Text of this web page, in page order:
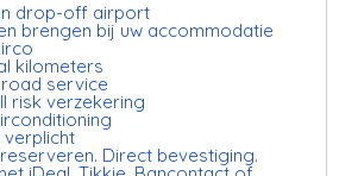
drop-off airport
brengen bij uw accommodatie
kilometers
service
risk verzekering
Direct bevestiging.